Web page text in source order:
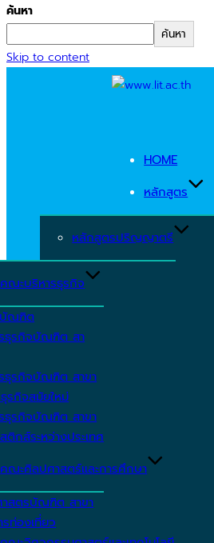
ค้นหา
ค้นหา
Skip to content
HOME
หลักสูตร
หลักสูตรปริญญาตรี
คณะบริหารธุรกิจ
ณฑิต
ธุรกิจบัณฑิต สา
ธุรกิจบัณฑิต สาขา
รกิจสมัยใหม่
ธุรกิจบัณฑิต สาขา
ติกส์ระหว่างประเทศ
คณะศิลปศาสตร์และการศึกษา
สตรบัณฑิต สาขา
ท่องเที่ยว